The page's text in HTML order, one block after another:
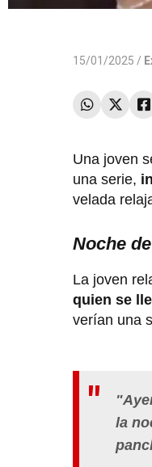
15/01/2025 /
Una joven
una serie,
velada
Noche
La joven
quien se
verían una
la